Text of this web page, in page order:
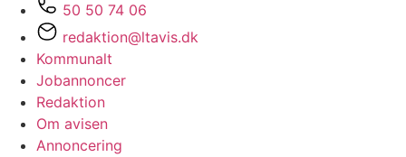
50 50 74 06
redaktion@ltavis.dk
Kommunalt
Jobannoncer
Redaktion
Om avisen
Annoncering